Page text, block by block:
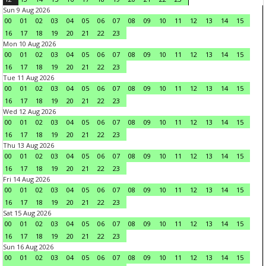
Sun 9 Aug 2026
00
01 02 03 04 05 06 07 08 09 10 11 12 13 14
15
16
17 18 19 20 21 22
23
Mon 10 Aug 2026
00
01 02 03 04 05 06 07 08 09 10 11 12 13 14
15
16
17 18 19 20 21 22
23
Tue 11 Aug 2026
00
01 02 03 04 05 06 07 08 09 10 11 12 13 14
15
16
17 18 19 20 21 22
23
Wed 12 Aug 2026
00
01 02 03 04 05 06 07 08 09 10 11 12 13 14
15
16
17 18 19 20 21 22
23
Thu 13 Aug 2026
00
01 02 03 04 05 06 07 08 09 10 11 12 13 14
15
16
17 18 19 20 21 22
23
Fri 14 Aug 2026
00
01 02 03 04 05 06 07 08 09 10 11 12 13 14
15
16
17 18 19 20 21 22
23
Sat 15 Aug 2026
00
01 02 03 04 05 06 07 08 09 10 11 12 13 14
15
16
17 18 19 20 21 22
23
Sun 16 Aug 2026
00
01 02 03 04 05 06 07 08 09 10 11 12 13 14
15